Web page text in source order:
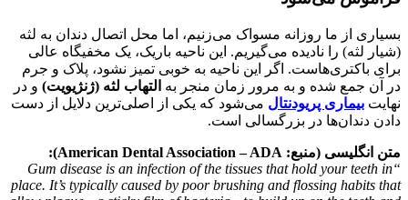
بسیاری از ما روزانه مسواک می‌زنیم، اما محل اتصال دندان به لثه
(شیار لثه) را نادیده می‌گیریم. این ناحیه باریک، یک مخفیگاه عالی
برای باکتری‌هاست. اگر این ناحیه به خوبی تمیز نشود، پلاک و جرم
در آن جمع شده و به مرور زمان منجر به التهاب لثه (ژنژیویت) و در
نهایت بیماری پریودنتال می‌شود که یکی از اصلی‌ترین دلایل از دست
دادن دندان‌ها در بزرگسالی است.
متن انگلیسی (منبع: American Dental Association – ADA):
“Gum disease is an infection of the tissues that hold your teeth in
place. It’s typically caused by poor brushing and flossing habits that